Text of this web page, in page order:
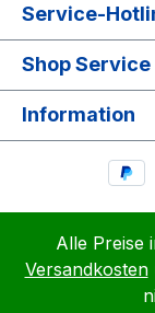
Service-
Shop Service
Information
Alle Preise
Versandkosten